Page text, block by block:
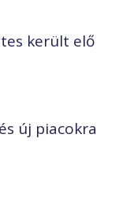
került elő
új piacokra